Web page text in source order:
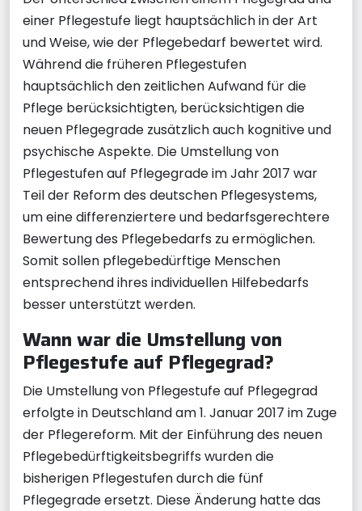
einer Pflegestufe liegt hauptsächlich in der Art
und Weise, wie der Pflegebedarf bewertet wird.
Während die früheren Pflegestufen
hauptsächlich den zeitlichen Aufwand für die
Pflege berücksichtigten, berücksichtigen die
neuen Pflegegrade zusätzlich auch kognitive und
psychische Aspekte. Die Umstellung von
Pflegestufen auf Pflegegrade im Jahr 2017 war
Teil der Reform des deutschen Pflegesystems,
um eine differenziertere und bedarfsgerechtere
Bewertung des Pflegebedarfs zu ermöglichen.
Somit sollen pflegebedürftige Menschen
entsprechend ihres individuellen Hilfebedarfs
besser unterstützt werden.
Wann war die Umstellung von
Pflegestufe auf Pflegegrad?
Die Umstellung von Pflegestufe auf Pflegegrad
erfolgte in Deutschland am 1. Januar 2017 im Zuge
der Pflegereform. Mit der Einführung des neuen
Pflegebedürftigkeitsbegriffs wurden die
bisherigen Pflegestufen durch die fünf
Pflegegrade ersetzt. Diese Änderung hatte das